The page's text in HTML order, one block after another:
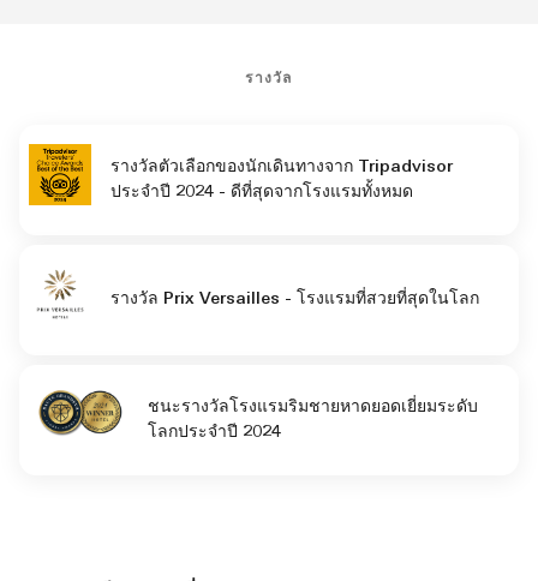
รางวัล
รางวัลตัวเลือกของนักเดินทางจาก Tripadvisor
ประจำปี 2024 - ดีที่สุดจากโรงแรมทั้งหมด
รางวัล Prix Versailles - โรงแรมที่สวยที่สุดในโลก
ชนะรางวัลโรงแรมริมชายหาดยอดเยี่ยมระดับ
โลกประจำปี 2024